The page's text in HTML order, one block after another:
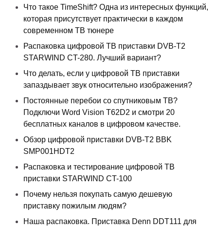
Что такое TimeShift? Одна из интересных функций,
которая присутствует практически в каждом
современном ТВ тюнере
Распаковка цифровой ТВ приставки DVB-T2
STARWIND CT-280. Лучший вариант?
Что делать, если у цифровой ТВ приставки
запаздывает звук относительно изображения?
Постоянные перебои со спутниковым ТВ?
Подключи Word Vision T62D2 и смотри 20
бесплатных каналов в цифровом качестве.
Обзор цифровой приставки DVB-T2 BBK
SMP001HDT2
Распаковка и тестирование цифровой ТВ
приставки STARWIND CT-100
Почему нельзя покупать самую дешевую
приставку пожилым людям?
Наша распаковка. Приставка Denn DDT111 для